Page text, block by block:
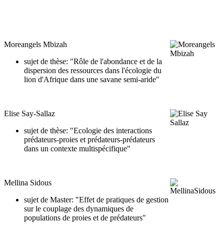
Moreangels Mbizah
sujet de thèse: "Rôle de l'abondance et de la
dispersion des ressources dans l'écologie du
lion d'Afrique dans une savane semi-aride"
Elise Say-Sallaz
sujet de thèse: "Ecologie des interactions
prédateurs-proies et prédateurs-prédateurs
dans un contexte multispécifique"
Mellina Sidous
sujet de Master: "Effet de pratiques de gestion
sur le couplage des dynamiques de
populations de proies et de prédateurs"